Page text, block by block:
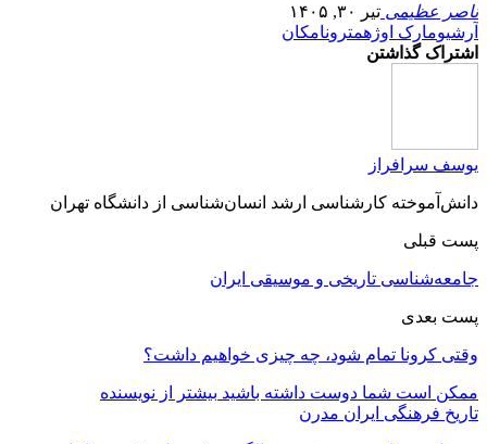
ناصر عظیمی تیر ۳۰, ۱۴۰۵
آرشیومارک اوژهمترونامکان
اشتراک گذاشتن
یوسف سرافراز
دانش‌آموخته کارشناسی ارشد انسان‌شناسی از دانشگاه تهران
پست قبلی
جامعه‌شناسی تاریخی و موسیقی ایران
پست بعدی
وقتی کرونا تمام شود، چه چیزی خواهیم داشت؟
ممکن است شما دوست داشته باشید بیشتر از نویسنده
تاریخ فرهنگی ایران مدرن